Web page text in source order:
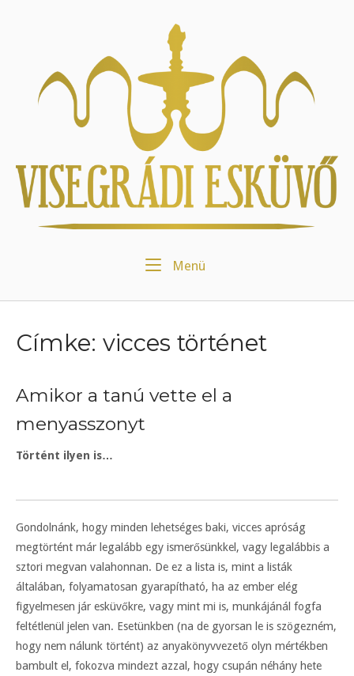
Menü
Címke: vicces történet
Amikor a tanú vette el a
menyasszonyt
Történt ilyen is…
Gondolnánk, hogy minden lehetséges baki, vicces apróság
megtörtént már legalább egy ismerősünkkel, vagy legalábbis a
sztori megvan valahonnan. De ez a lista is, mint a listák
általában, folyamatosan gyarapítható, ha az ember elég
figyelmesen jár esküvőkre, vagy mint mi is, munkájánál fogfa
feltétlenül jelen van. Esetünkben (na de gyorsan le is szögezném,
hogy nem nálunk történt) az anyakönyvvezető olyn mértékben
bambult el, fokozva mindezt azzal, hogy csupán néhány hete